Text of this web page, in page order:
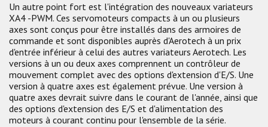
Un autre point fort est l'intégration des nouveaux variateurs
XA4 -PWM. Ces servomoteurs compacts à un ou plusieurs
axes sont conçus pour être installés dans des armoires de
commande et sont disponibles auprès d'Aerotech à un prix
d'entrée inférieur à celui des autres variateurs Aerotech. Les
versions à un ou deux axes comprennent un contrôleur de
mouvement complet avec des options d'extension d'E/S. Une
version à quatre axes est également prévue. Une version à
quatre axes devrait suivre dans le courant de l'année, ainsi que
des options d'extension des E/S et d'alimentation des
moteurs à courant continu pour l'ensemble de la série.